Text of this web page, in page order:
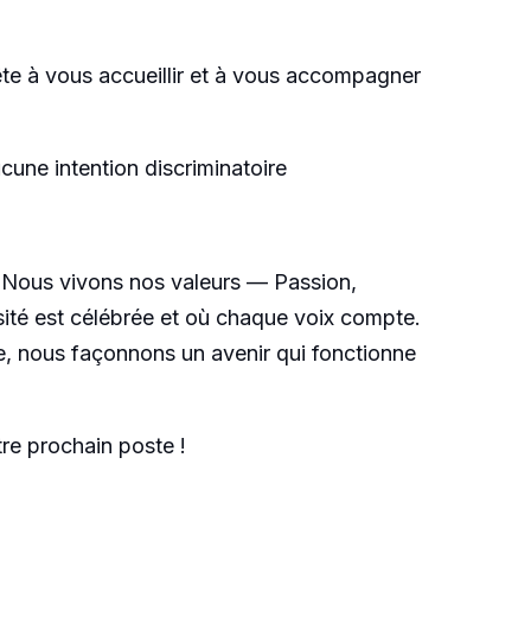
à vous accueillir et à vous accompagner
intention discriminatoire
vivons nos valeurs — Passion,
est célébrée et où chaque voix compte.
nous façonnons un avenir qui fonctionne
prochain poste !